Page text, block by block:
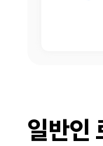
일반인